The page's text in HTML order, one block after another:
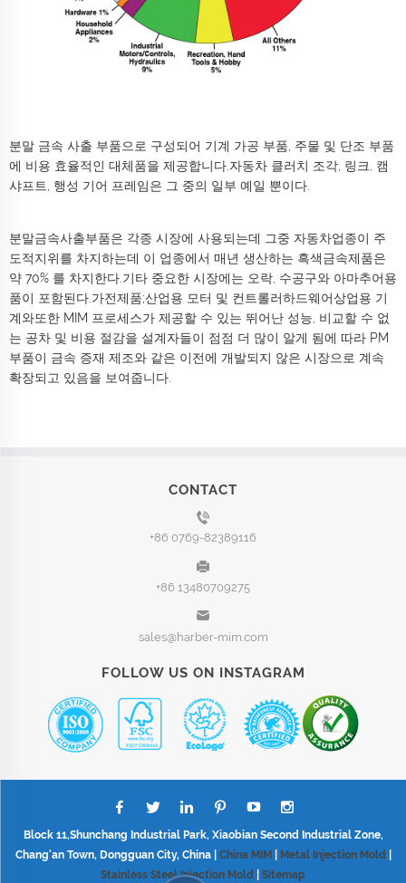
분말 금속 사출 부품으로 구성되어 기계 가공 부품, 주물 및 단조 부품
에 비용 효율적인 대체품을 제공합니다.자동차 클러치 조각, 링크, 캠
샤프트, 행성 기어 프레임은 그 중의 일부 예일 뿐이다.
분말금속사출부품은 각종 시장에 사용되는데 그중 자동차업종이 주
도적지위를 차지하는데 이 업종에서 매년 생산하는 흑색금속제품은
약 70% 를 차지한다.기타 중요한 시장에는 오락, 수공구와 아마추어용
품이 포함된다.가전제품;산업용 모터 및 컨트롤러하드웨어상업용 기
계와또한 MIM 프로세스가 제공할 수 있는 뛰어난 성능, 비교할 수 없
는 공차 및 비용 절감을 설계자들이 점점 더 많이 알게 됨에 따라 PM
부품이 금속 증재 제조와 같은 이전에 개발되지 않은 시장으로 계속
확장되고 있음을 보여줍니다.
CONTACT
+86 0769-82389116
+86 13480709275
sales@harber-mim.com
FOLLOW US ON INSTAGRAM
Block 11,Shunchang Industrial Park, Xiaobian Second Industrial Zone,
Chang'an Town, Dongguan City, China | China MIM| Metal Injection Mold
Stainless Steel Injection Mold
Sitemap